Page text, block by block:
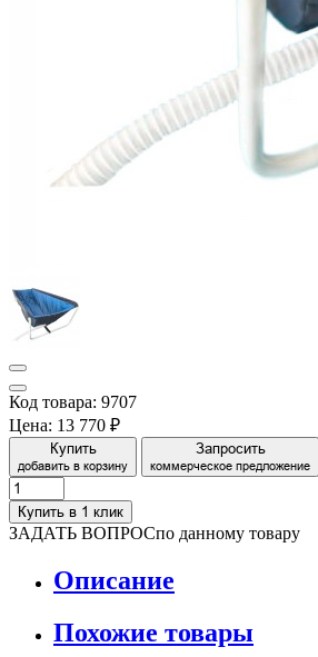
Код товара: 9707
Цена: 13 770 ₽
Купить
добавить в корзину
Запросить
коммерческое предложение
Купить в 1 клик
ЗАДАТЬ ВОПРОСпо данному товару
Описание
Похожие товары